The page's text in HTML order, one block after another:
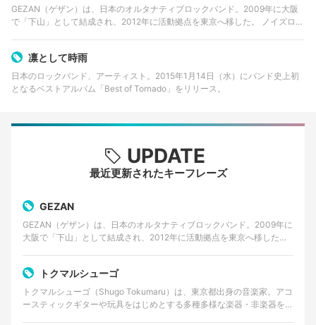
GEZAN（ゲザン）は、日本のオルタナティブロックバンド。2009年に大阪
で「下山」として結成され、2012年に活動拠点を東京へ移した。 ノイズロッ
凛として時雨
日本のロックバンド、アーティスト。2015年1月14日（水）にバンド史上初
となるベストアルバム「Best of Tornado」をリリース。
UPDATE
最近更新されたキーフレーズ
GEZAN
GEZAN（ゲザン）は、日本のオルタナティブロックバンド。2009年に
大阪で「下山」として結成され、2012年に活動拠点を東京へ移した。
トクマルシューゴ
トクマルシューゴ（Shugo Tokumaru）は、東京都出身の音楽家。アコ
ースティックギターや玩具をはじめとする多種多様な楽器・非楽器を用